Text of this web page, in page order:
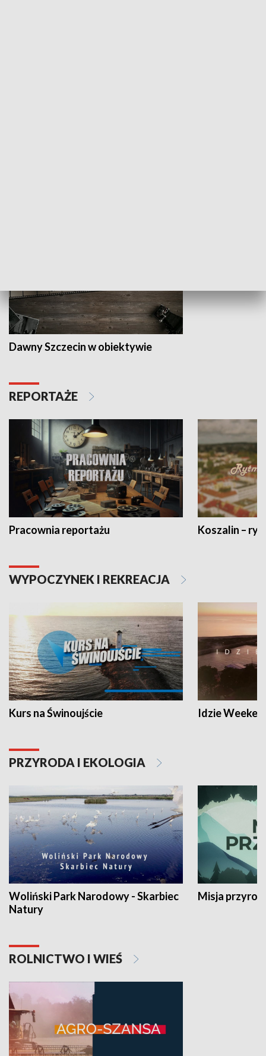
Dawny Szczecin w obiektywie
REPORTAŻE
Pracownia reportażu Koszalin –
WYPOCZYNEK I REKREACJA
Kurs na Świnoujście Idzie
PRZYRODA I EKOLOGIA
Woliński Park Narodowy - Skarbiec
Natury
Misja
ROLNICTWO I WIEŚ